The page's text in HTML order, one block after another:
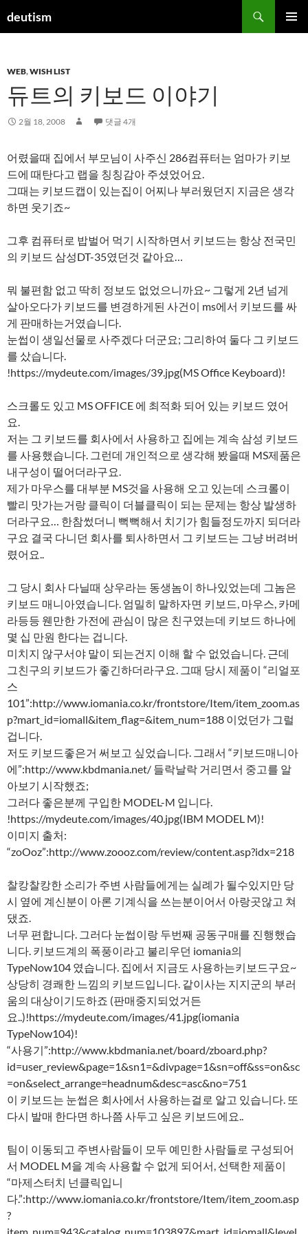
텐
건
기
deutism
색
WEB,WISH LIST
듀트의 키보드 이야기
2월 18, 2008 댓글 4개
어렸을때 집에서 부모님이 사주신 286컴퓨터는 엄마가 키보
드에 때탄다고 랩을 칭칭감아 주셨었어요.
그때는 키보드캡이 있는집이 어찌나 부러웠던지 지금은 생각
하면 웃기죠~
그후 컴퓨터로 밥벌어 먹기 시작하면서 키보드는 항상 전국민
의 키보드 삼성DT-35였던것 같아요…
뭐 불편함 없고 딱히 정보도 없었으니까요~ 그렇게 2년 넘게
살아오다가 키보드를 변경하게된 사건이 ms에서 키보드를 싸
게 판매하는거였습니다.
눈썹이 생일선물로 사주겠다 더군요; 그리하여 둘다 그 키보드
를 샀습니다.
!https://mydeute.com/images/39.jpg(MS Office Keyboard)!
스크롤도 있고 MS OFFICE 에 최적화 되어 있는 키보드 였어
요.
저는 그 키보드를 회사에서 사용하고 집에는 계속 삼성 키보드
를 사용했습니다. 그런데 개인적으로 생각해 봤을때 MS제품은
내구성이 떨어더라구요.
제가 마우스를 대부분 MS것을 사용해 오고 있는데 스크롤이
빨리 맛가는거랑 클릭이 더블클릭이 되는 문제는 항상 발생하
더라구요… 한참썼더니 뻑뻑해서 치기가 힘들정도까지 되더라
구요 결국 다니던 회사를 퇴사하면서 그 키보드는 그냥 버려버
렸어요..
그 당시 회사 다닐때 상우라는 동생놈이 하나있었는데 그놈은
키보드 매니아였습니다. 엄밀히 말하자면 키보드, 마우스, 카메
라등등 웬만한 가전에 관심이 많은 친구였는데 키보드 하나에
몇 십 만원 한다는 겁니다.
미치지 않구서야 말이 되는건지 이해 할 수 없었습니다. 근데
그친구의 키보드가 좋긴하더라구요. 그때 당시 제품이 “리얼포
스
101”:http://www.iomania.co.kr/frontstore/Item/item_zoom.as
p?mart_id=iomall&item_flag=&item_num=188 이었던가 그럴
겁니다.
저도 키보드좋은거 써보고 싶었습니다. 그래서 “키보드매니아
에”:http://www.kbdmania.net/ 들락날락 거리면서 중고를 알
아보기 시작했죠;
그러다 좋은분께 구입한 MODEL-M 입니다.
!https://mydeute.com/images/40.jpg(IBM MODEL M)!
이미지 출처:
“zoOoz”:http://www.zoooz.com/review/content.asp?idx=218
찰캉찰캉한 소리가 주변 사람들에게는 실례가 될수있지만 당
시 옆에 계신분이 아론 기계식을 쓰는분이어서 아랑곳않고 쳐
댔죠.
너무 편합니다. 그러다 눈썹이랑 두번째 공동구매를 진행했습
니다. 키보드계의 폭풍이라고 불리우던 iomania의
TypeNow104 였습니다. 집에서 지금도 사용하는키보드구요~
상당히 경쾌한 느낌의 키보드입니다. 같이사는 지지군의 부러
움의 대상이기도하죠 (판매중지되었거든
요..)!https://mydeute.com/images/41.jpg(iomania
TypeNow104)!
“사용기”:http://www.kbdmania.net/board/zboard.php?
id=user_review&page=1&sn1=&divpage=1&sn=off&ss=on&sc
=on&select_arrange=headnum&desc=asc&no=751
이 키보드는 눈썹은 회사에서 사용하는걸로 알고 있습니다. 또
다시 발매 한다면 하나쯤 사두고 싶은 키보드에요..
팀이 이동되고 주변사람들이 모두 예민한 사람들로 구성되어
서 MODEL M을 계속 사용할 수 없게 되어서, 선택한 제품이
“마제스터치 넌클릭입니
다.”:http://www.iomania.co.kr/frontstore/Item/item_zoom.asp
?